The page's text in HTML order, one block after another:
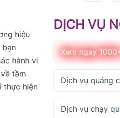
hiệu
bạn
hành vi
tầm
thực hiện
DỊCH VỤ
Xem ngay
Dịch vụ quảng
Dịch vụ chạy